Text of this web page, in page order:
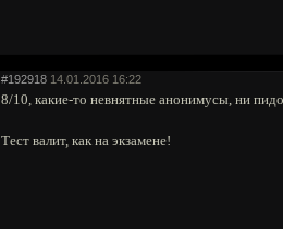
#192918 14.01.2016 16:22
8/10, какие-то невнятные анонимусы, ни
Тест валит, как на экзамене!